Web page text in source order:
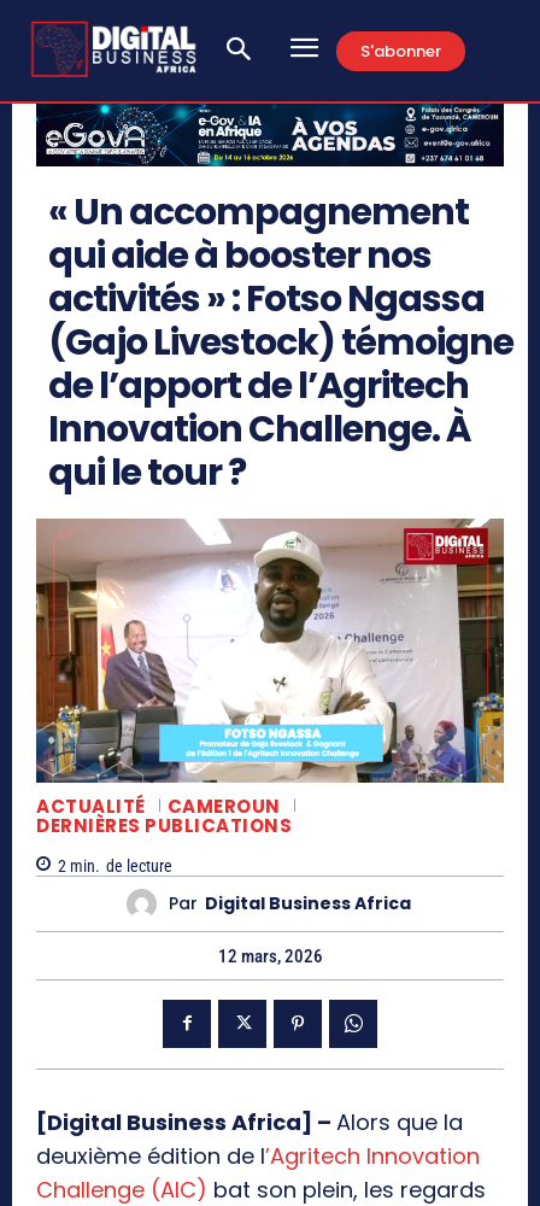
S'abonner
« Un accompagnement
qui aide à booster nos
activités » : Fotso Ngassa
(Gajo Livestock) témoigne
de l’apport de l’Agritech
Innovation Challenge. À
qui le tour ?
ACTUALITÉ CAMEROUN
DERNIÈRES PUBLICATIONS
2 min. de lecture
Par Digital Business Africa
12 mars, 2026
[Digital Business Africa] – Alors que la
deuxième édition de l’Agritech Innovation
Challenge (AIC) bat son plein, les regards